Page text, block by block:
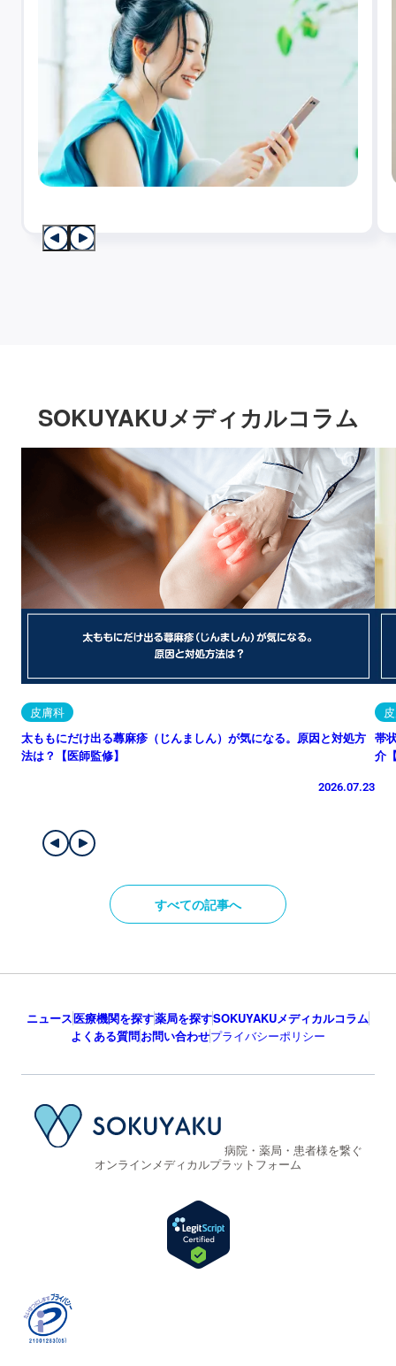
SOKUYAKUメディカルコラム
皮膚科
太ももにだけ出る蕁麻疹（じんましん）が気になる。原因と対処方
法は？【医師監修】
2026.07.23
帯
介
すべての記事へ
ニュース医療機関を探す薬局を探すSOKUYAKUメディカルコラム
よくある質問お問い合わせプライバシーポリシー
病院・薬局・患者様を繋ぐ
オンラインメディカルプラットフォーム